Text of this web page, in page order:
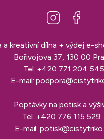
a kreativní dílna + výdej e-
Bořivojova 37, 130 00
Tel. +420 771 204 545
E-mail:
Poptávky na potisk a
Tel. +420 776 115 529
E-mail: